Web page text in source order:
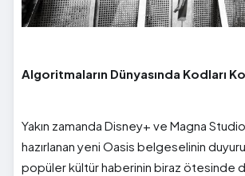
Algoritmaların Dünyasında Kodları
Yakın zamanda Disney+ ve Magna
hazırlanan yeni Oasis belgeselinin
popüler kültür haberinin biraz ötesinde